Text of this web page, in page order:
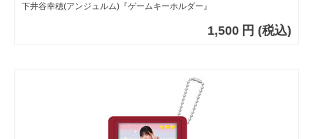
下井谷幸穂(アンジュルム)『ゲームキーホルダー』
1,500 円 (税込)